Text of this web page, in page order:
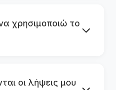
χρησιμοποιώ το
οι λήψεις μου